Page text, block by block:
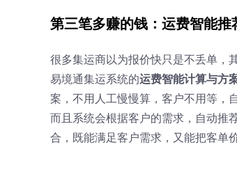
第三笔多赚的钱：运费智能推
很多集运商以为报价快只是不丢单，
易境通集运系统的运费智能计算与方
案，不用人工慢慢算，客户不用等，
而且系统会根据客户的需求，自动推
合，既能满足客户需求，又能把客单